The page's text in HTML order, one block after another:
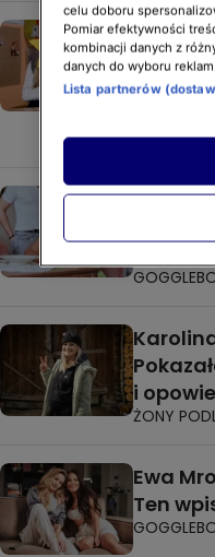
na
"Każdy
BACK TO
Tak Iza
i
ŻONY
Ewa
Ten
celu doboru
Pomiar efektywności
kombinacji danych z
danych do wyboru reklam.
Lista partnerów